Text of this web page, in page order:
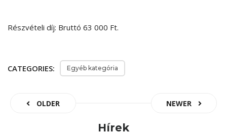
Részvételi díj: Bruttó 63 000 Ft.
CATEGORIES: Egyéb kategória
OLDER NEWER
Hírek